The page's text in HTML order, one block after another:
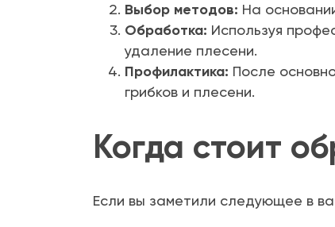
Выбор методов: На
Обработка: Используя
удаление плесени.
Профилактика: После
грибков и плесени.
Когда стоит
Если вы заметили следующее в